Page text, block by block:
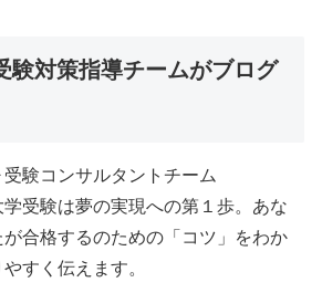
験対策指導チームがブログ
験コンサルタントチーム
学受験は夢の実現への第１歩。あな
が合格するのための「コツ」をわか
やすく伝えます。